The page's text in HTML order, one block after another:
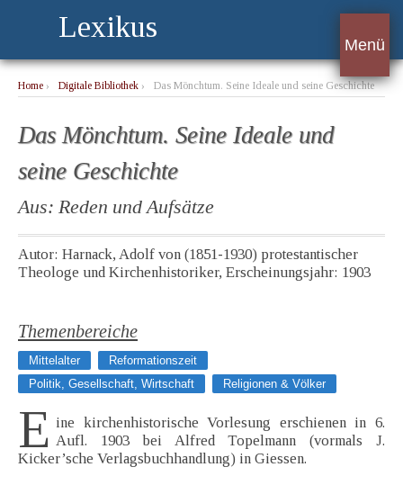
Lexikus
Menü
Home › Digitale Bibliothek › Das Mönchtum. Seine Ideale und seine Geschichte
Das Mönchtum. Seine Ideale und
seine Geschichte
Aus: Reden und Aufsätze
Autor: Harnack, Adolf von (1851-1930) protestantischer
Theologe und Kirchenhistoriker, Erscheinungsjahr: 1903
Themenbereiche
Mittelalter
Reformationszeit
Politik, Gesellschaft, Wirtschaft
Religionen & Völker
E ine kirchenhistorische Vorlesung erschienen in 6.
Aufl. 1903 bei Alfred Topelmann (vormals J.
Kicker’sche Verlagsbuchhandlung) in Giessen.